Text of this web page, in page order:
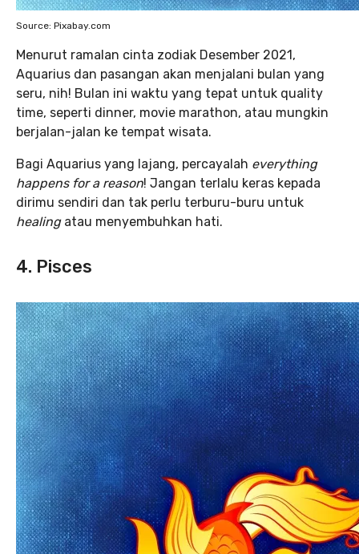
Source: Pixabay.com
Menurut ramalan cinta zodiak Desember 2021,
Aquarius dan pasangan akan menjalani bulan yang
seru, nih! Bulan ini waktu yang tepat untuk quality
time, seperti dinner, movie marathon, atau mungkin
berjalan-jalan ke tempat wisata.
Bagi Aquarius yang lajang, percayalah everything
happens for a reason! Jangan terlalu keras kepada
dirimu sendiri dan tak perlu terburu-buru untuk
healing atau menyembuhkan hati.
4. Pisces